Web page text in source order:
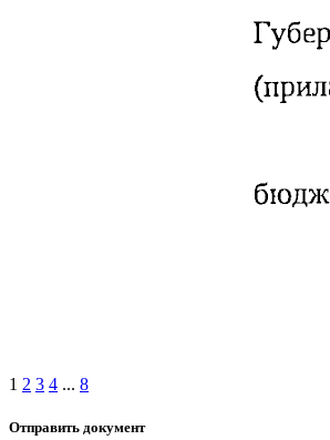
1 2 3 4 ... 8
Отправить документ